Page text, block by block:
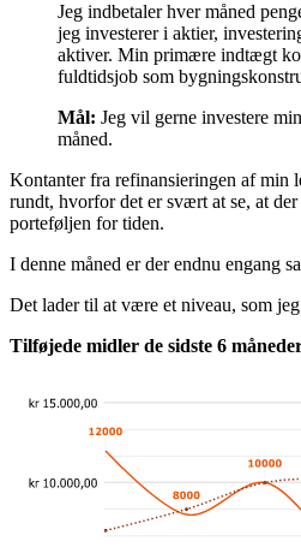
Jeg indbetaler hver måned
jeg investerer i aktier,
aktiver. Min primære indtægt
fuldtidsjob som
Mål: Jeg vil gerne investere
måned.
Kontanter fra refinansieringen af min
rundt, hvorfor det er svært at se, at
porteføljen for tiden.
I denne måned er der endnu engang
Det lader til at være et niveau, som
Tilføjede midler de sidste 6